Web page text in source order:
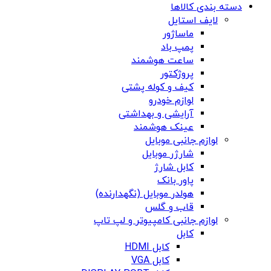
دسته بندی کالاها
لایف استایل
ماساژور
پمپ باد
ساعت هوشمند
پروژکتور
کیف و کوله پشتی
لوازم خودرو
آرایشی و بهداشتی
عینک هوشمند
لوازم جانبی موبایل
شارژر موبایل
کابل شارژ
پاور بانک
هولدر موبایل (نگهدارنده)
قاب و گلس
لوازم جانبی کامپیوتر و لپ تاپ
کابل
کابل HDMI
کابل VGA